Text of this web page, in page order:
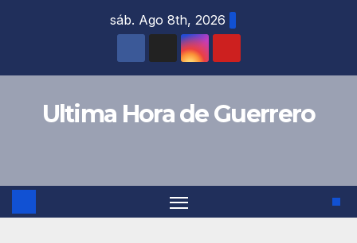
sáb. Ago 8th, 2026
Ultima Hora de Guerrero